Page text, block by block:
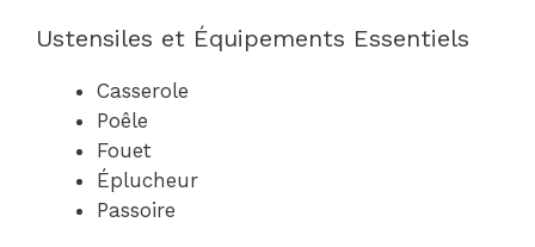
Ustensiles et Équipements Essentiels
Casserole
Poêle
Fouet
Éplucheur
Passoire